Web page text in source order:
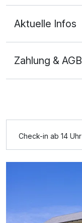
Zusatznächte
Für 3 Tage
Aktuelle Infos
Zahlung & AGB
Check-in ab 14 Uhr